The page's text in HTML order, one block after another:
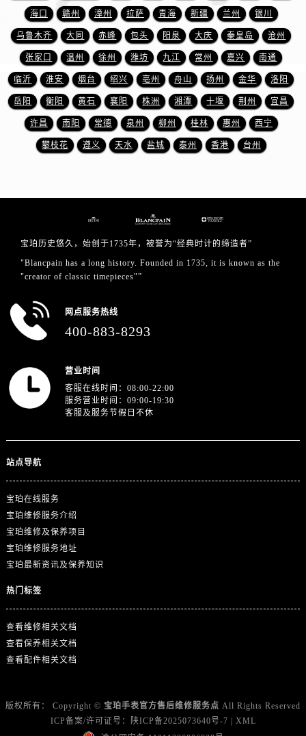
澳门特别行政区望德堂区塔石广场宝珀售后服务中心（需提前预约）
福建省福州市鼓楼区五四路128-1号恒力城写字楼15层03室宝珀售后服务中心（需提前预约）
福建省厦门市思明区湖滨东路95号万象城华润大厦B座11层1104室宝珀售后服务中心（需提前预约）
广东省潮州市潮安区新风路与潮汕路交汇处宝珀售后服务中心（需提前预约）
广东省广州市天河区天河路230号万菱汇国际中心A塔7层704室宝珀售后服务中心（需提前预约）
广东省广州市越秀区环市东路371-375号世界贸易中心大厦南塔15层1507室宝珀售后服务中心（需提前预约）
广东省河源市源城区越王大道宝珀售后服务中心（需提前预约）
广东省汕头市龙湖区长平路宝珀售后服务中心（需提前预约）
广西壮族自治区钦州市钦南区金海湾东大街宝珀售后服务中心（需提前预约）
海南省琼海市嘉积镇东风路宝珀售后服务中心（需提前预约）
海口 赣州 漳州 拉萨 青海 新疆 兰州 银川
乌鲁木齐 大同 赤峰 包头 阳泉 大庆 秦皇岛 沧州
张家口 温州 徐州 潍坊 九江 常州 嘉兴 南通
临沂 淮安 烟台 绍兴 亳州 舟山 扬州 金华 洛阳
岳阳 衡阳 黄石 襄阳 株洲 湘潭 十堰 荆州 宜昌
许昌 南阳 常德 泉州 柳州 桂林 惠州 西宁
攀枝花 遵义 天水 盐城 泰州 香港 台州
宝珀历史悠久，始创于1735年，被誉为“经典时计的缔造者”
"Blancpain has a long history. Founded in 1735, it is known as the
"creator of classic timepieces"”
网点服务热线
400-883-8293
营业时间
客服在线时间：08:00-22:00
服务营业时间：09:00-19:30
客服及服务节假日不休
站点导航
宝珀在线服务
宝珀维修服务介绍
宝珀维修及保养项目
宝珀维修服务地址
宝珀最新资讯及保养知识
热门标签
查看维修相关文档
查看保养相关文档
查看配件相关文档
版权所有： Copyright © 宝珀手表官方售后维修服务点 All Rights Reserved
ICP备案/许可证号：
陕ICP备2025073640号-7 | XML